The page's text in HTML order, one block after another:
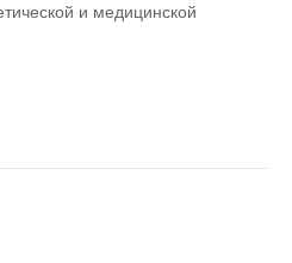
и медицинской